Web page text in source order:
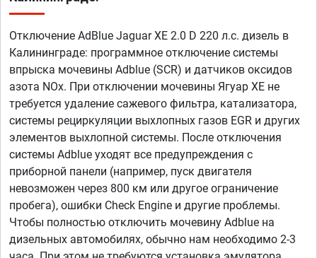
Отключение AdBlue Jaguar XE 2.0 D 220 л.с. дизель в
Калининграде: программное отключение системы
впрыска мочевины Adblue (SCR) и датчиков оксидов
азота NOx. При отключении мочевины Ягуар ХЕ не
требуется удаление сажевого фильтра, катализатора,
системы рециркуляции выхлопных газов EGR и других
элементов выхлопной системы. После отключения
системы Adblue уходят все предупреждения с
приборной панели (например, пуск двигателя
невозможен через 800 км или другое ограничение
пробега), ошибки Check Engine и другие проблемы.
Чтобы полностью отключить мочевину Adblue на
дизельных автомобилях, обычно нам необходимо 2-3